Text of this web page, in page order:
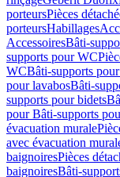
porteursPièces
porteursHabillages
AccessoiresBâti-
supports pour WC
WCBâti-supports
pour lavabosBâti-
supports pour bidets
pour Bâti-supports
évacuation murale
avec évacuation
baignoiresPièces
baignoiresBâti-